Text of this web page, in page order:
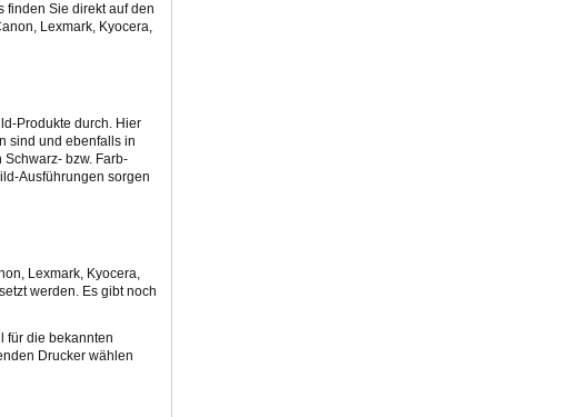
finden Sie direkt auf den
Lexmark, Kyocera,
Produkte durch. Hier
sind und ebenfalls in
bzw. Farb-
Ausführungen sorgen
Lexmark, Kyocera,
werden. Es gibt noch
für die bekannten
Drucker wählen